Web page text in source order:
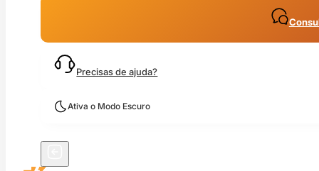
Precisas de ajuda?
Ativa o Modo Escuro